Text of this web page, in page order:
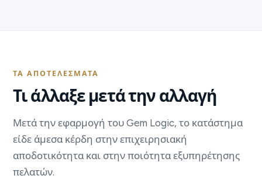
ΤΑ ΑΠΟΤΕΛΈΣΜΑΤΑ
Τι άλλαξε μετά την αλλαγή
Μετά την εφαρμογή του Gem Logic, το κατάστημα
είδε άμεσα κέρδη στην επιχειρησιακή
αποδοτικότητα και στην ποιότητα εξυπηρέτησης
πελατών.